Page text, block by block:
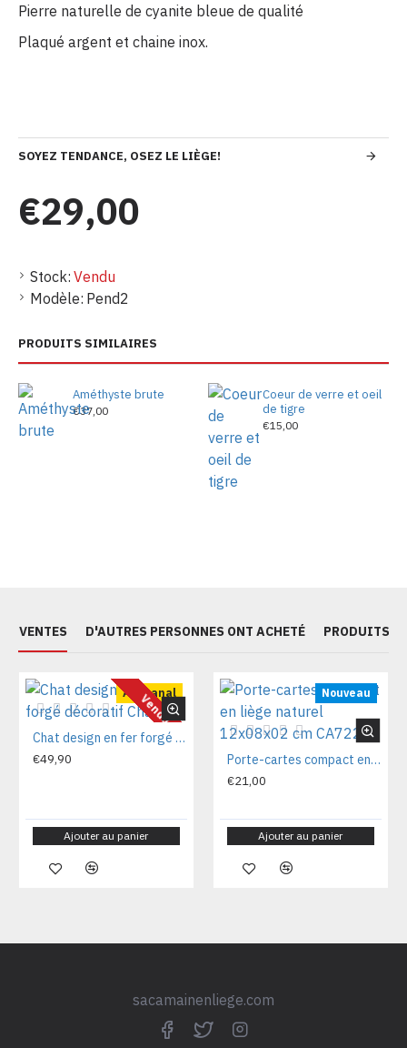
Pierre naturelle de cyanite bleue de qualité
Plaqué argent et chaine inox.
SOYEZ TENDANCE, OSEZ LE LIÈGE!
Stock: Vendu
Modèle: Pend2
€29,00
PRODUITS SIMILAIRES
Améthyste brute
€37,00
Coeur de verre et oeil
de tigre
€15,00
VENTES D'AUTRES PERSONNES ONT ACHETÉ PRODUITS
Artisanal
Vendu
Chat design en fer forgé décoratif Chat70
€49,90
Ajouter au panier
Nouveau
Porte-cartes compact en liège naturel 12x08x02 cm CA7225V
€21,00
Ajouter au panier
sacamainenliege.com